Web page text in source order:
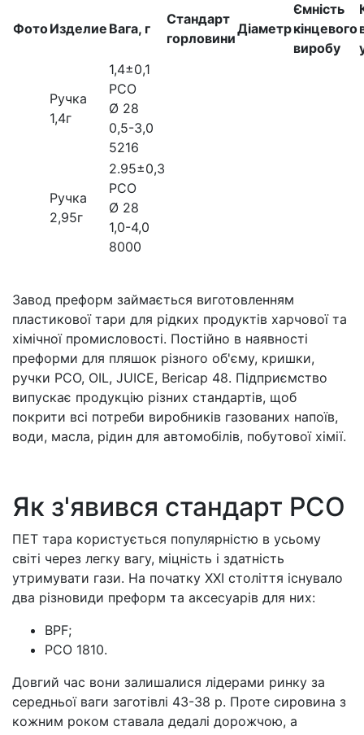
ФотоИзделие Вага, г
Стандарт
горловини
Дiаметр
Ємність
кінцевого
виробу
Ручка
1,4г
1,4±0,1
РСО
Ø 28
0,5-3,0
5216
Ручка
2,95г
2.95±0,3
РСО
Ø 28
1,0-4,0
8000
Завод преформ займається виготовленням
пластикової тари для рідких продуктів харчової та
хімічної промисловості. Постійно в наявності
преформи для пляшок різного об'єму, кришки,
ручки PCO, OIL, JUICE, Bericap 48. Підприємство
випускає продукцію різних стандартів, щоб
покрити всі потреби виробників газованих напоїв,
води, масла, рідин для автомобілів, побутової хімії.
Як з'явився стандарт PCO
ПЕТ тара користується популярністю в усьому
світі через легку вагу, міцність і здатність
утримувати гази. На початку XXI століття існувало
два різновиди преформ та аксесуарів для них:
BPF;
PCO 1810.
Довгий час вони залишалися лідерами ринку за
середньої ваги заготівлі 43-38 р. Проте сировина з
кожним роком ставала дедалі дорожчою, а